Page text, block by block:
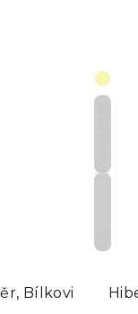
Bílkovi
CZ